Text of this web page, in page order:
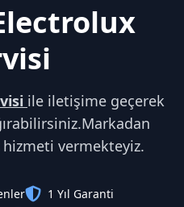
ile iletişime geçerek
hizmeti vermekteyiz.
1 Yıl Garanti